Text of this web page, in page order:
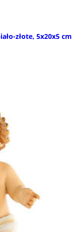
złote, 5x20x5 cm